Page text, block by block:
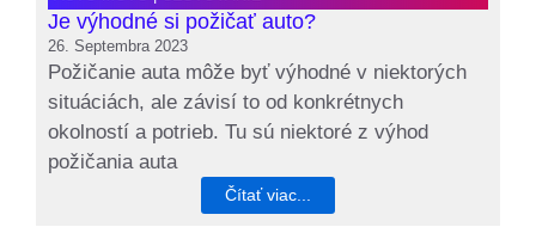
Je výhodné si požičať auto?
26. Septembra 2023
Požičanie auta môže byť výhodné v niektorých
situáciách, ale závisí to od konkrétnych
okolností a potrieb. Tu sú niektoré z výhod
požičania auta
Čítať viac...